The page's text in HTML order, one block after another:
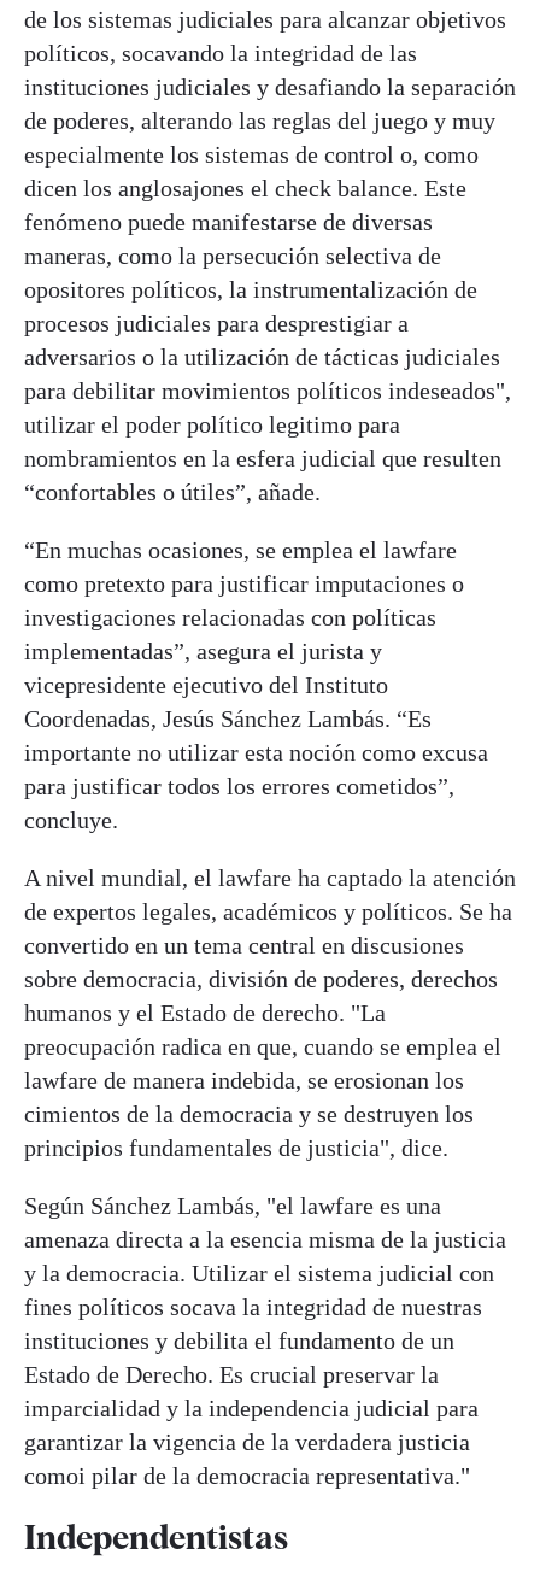
de los sistemas judiciales para alcanzar objetivos
políticos, socavando la integridad de las
instituciones judiciales y desafiando la separación
de poderes, alterando las reglas del juego y muy
especialmente los sistemas de control o, como
dicen los anglosajones el check balance. Este
fenómeno puede manifestarse de diversas
maneras, como la persecución selectiva de
opositores políticos, la instrumentalización de
procesos judiciales para desprestigiar a
adversarios o la utilización de tácticas judiciales
para debilitar movimientos políticos indeseados",
utilizar el poder político legitimo para
nombramientos en la esfera judicial que resulten
“confortables o útiles”, añade.
“En muchas ocasiones, se emplea el lawfare
como pretexto para justificar imputaciones o
investigaciones relacionadas con políticas
implementadas”, asegura el jurista y
vicepresidente ejecutivo del Instituto
Coordenadas, Jesús Sánchez Lambás. “Es
importante no utilizar esta noción como excusa
para justificar todos los errores cometidos”,
concluye.
A nivel mundial, el lawfare ha captado la atención
de expertos legales, académicos y políticos. Se ha
convertido en un tema central en discusiones
sobre democracia, división de poderes, derechos
humanos y el Estado de derecho. "La
preocupación radica en que, cuando se emplea el
lawfare de manera indebida, se erosionan los
cimientos de la democracia y se destruyen los
principios fundamentales de justicia", dice.
Según Sánchez Lambás, "el lawfare es una
amenaza directa a la esencia misma de la justicia
y la democracia. Utilizar el sistema judicial con
fines políticos socava la integridad de nuestras
instituciones y debilita el fundamento de un
Estado de Derecho. Es crucial preservar la
imparcialidad y la independencia judicial para
garantizar la vigencia de la verdadera justicia
comoi pilar de la democracia representativa."
Independentistas